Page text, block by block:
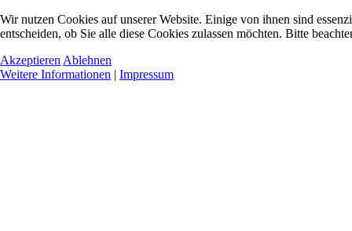
Wir nutzen Cookies auf unserer Website. Einige von ihnen sind
entscheiden, ob Sie alle diese Cookies zulassen möchten. Bitte
Akzeptieren Ablehnen
Weitere Informationen | Impressum